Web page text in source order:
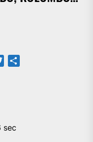
Twitter
sec